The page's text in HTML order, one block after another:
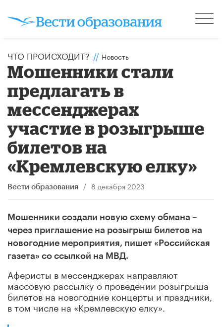
ЧТО ПРОИСХОДИТ? // Новость
Мошенники стали
предлагать в
мессенджерах
участие в розыгрыше
билетов на
«Кремлевскую елку»
Вести образования / 8 декабря 2023
Мошенники создали новую схему обмана –
через приглашение на розыгрыш билетов на
новогодние мероприятия, пишет «Российская
газета» со ссылкой на МВД.
Аферисты в мессенджерах направляют
массовую рассылку о проведении розыгрыша
билетов на новогодние концерты и праздники,
в том числе на «Кремлевскую елку».